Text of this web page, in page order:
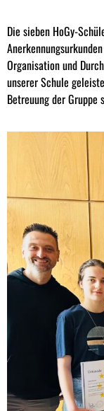
Die sieben HoGy-
Organisation und
unserer Schule
Betreuung der